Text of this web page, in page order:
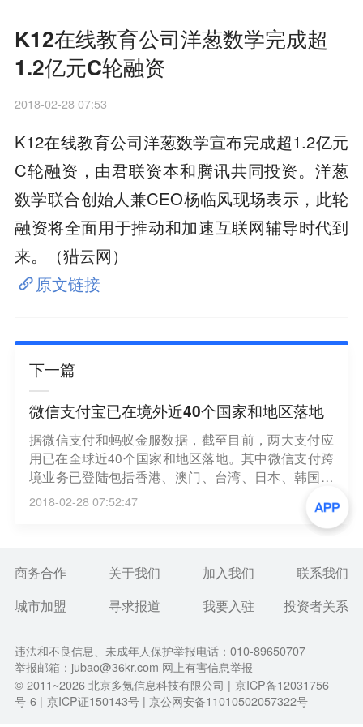
K12在线教育公司洋葱数学完成超
1.2亿元C轮融资
2018-02-28 07:53
K12在线教育公司洋葱数学宣布完成超1.2亿元
C轮融资，由君联资本和腾讯共同投资。洋葱
数学联合创始人兼CEO杨临风现场表示，此轮
融资将全面用于推动和加速互联网辅导时代到
来。（猎云网）
原文链接
下一篇
微信支付宝已在境外近40个国家和地区落地
据微信支付和蚂蚁金服数据，截至目前，两大支付应
用已在全球近40个国家和地区落地。其中微信支付跨
境业务已登陆包括香港、澳门、台湾、日本、韩国等
在内的20个境外国家和地区；支付宝则在境外38个国
家和地区，接入数十万个当地各类商户和景点。（新
2018-02-28 07:52:47
商务合作 关于我们 加入我们
联系我们
城市加盟
寻求报道 我要入驻 投资者关系
违法和不良信息、未成年人保护举报电话：010-89650707
举报邮箱：jubao@36kr.com 网上有害信息举报
© 2011~2026北京多氪信息科技有限公司 | 京ICP备12031756
号-6 | 京ICP证150143号 | 京公网安备11010502057322号